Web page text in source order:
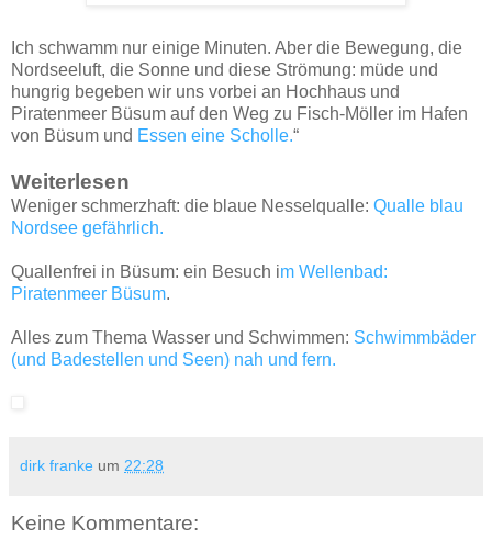
Ich schwamm nur einige Minuten. Aber die Bewegung, die
Nordseeluft, die Sonne und diese Strömung: müde und
hungrig begeben wir uns vorbei an Hochhaus und
Piratenmeer Büsum auf den Weg zu Fisch-Möller im Hafen
von Büsum und Essen eine Scholle.“
Weiterlesen
Weniger schmerzhaft: die blaue Nesselqualle: Qualle blau
Nordsee gefährlich.
Quallenfrei in Büsum: ein Besuch im Wellenbad:
Piratenmeer Büsum.
Alles zum Thema Wasser und Schwimmen: Schwimmbäder
(und Badestellen und Seen) nah und fern.
dirk franke um 22:28
Keine Kommentare: